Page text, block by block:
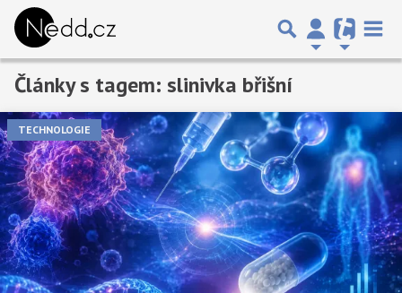
Články s tagem: slinivka břišní
TECHNOLOGIE